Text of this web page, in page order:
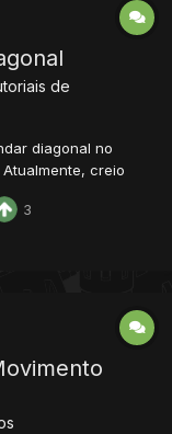
de
diagonal no
creio
esse delay, e
3